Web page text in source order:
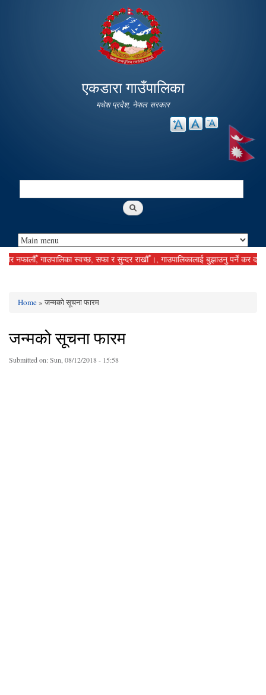
main
content
एकडारा गाउँपालिका
मधेश प्रदेश, नेपाल सरकार
Search
गाउपालिका स्वच्छ, सफा र सुन्दर राखौँ ।, गाउपालिकालाई बुझाउनु पर्ने कर दस्तुर
You are here
Home» जन्मको सूचना फारम
जन्मको सूचना फारम
Submitted on:Sun, 08/12/2018 - 15:58